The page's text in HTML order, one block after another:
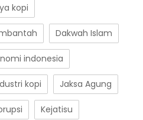
kopi
Dakwah Islam
indonesia
kopi Jaksa Agung
Kejatisu